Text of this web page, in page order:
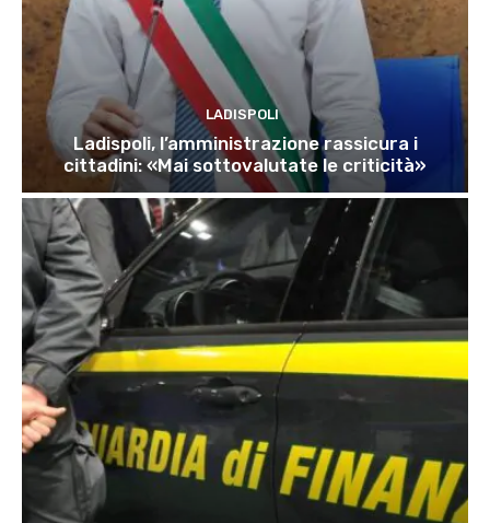
LADISPOLI
Ladispoli, l’amministrazione rassicura i
cittadini: «Mai sottovalutate le criticità»